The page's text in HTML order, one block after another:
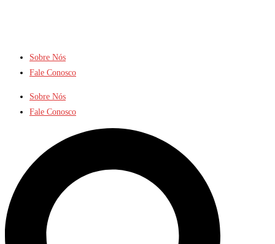
Sobre Nós
Fale Conosco
Sobre Nós
Fale Conosco